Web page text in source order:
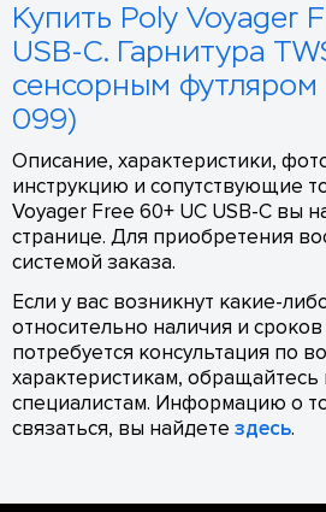
Купить Poly Voyager
USB-C. Гарнитура
сенсорным футляром
099)
Описание, характеристики,
инструкцию и сопутствующие
Voyager Free 60+ UC USB-C вы
странице. Для приобретения
системой заказа.
Если у вас возникнут какие-
относительно наличия и
потребуется консультация по
характеристикам,
специалистам. Информацию о
связаться, вы найдете здесь.